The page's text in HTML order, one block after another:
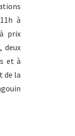
à
prix
deux
et à
de la